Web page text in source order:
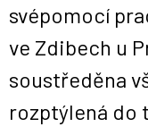
svépomocí
ve Zdibech u
soustředěna
rozptýlená do